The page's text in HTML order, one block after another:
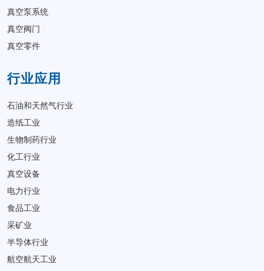
真空泵系统
真空阀门
真空零件
行业应用
石油和天然气行业
造纸工业
生物制药行业
化工行业
真空设备
电力行业
食品工业
采矿业
半导体行业
航空航天工业